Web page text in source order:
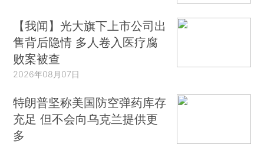
【我闻】光大旗下上市公司出
售背后隐情 多人卷入医疗腐
败案被查
2026年08月07日
特朗普坚称美国防空弹药库存
充足 但不会向乌克兰提供更
多